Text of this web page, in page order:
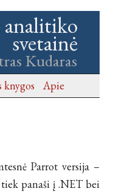
analitiko
svetainė
Kudaras
knygos Apie
Parrot versija –
panaši į .NET bei